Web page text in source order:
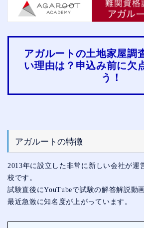
アガルートの土地家屋調
い理由は？申込み前に欠
う！
アガルートの特徴
2013年に設立した非常に新しい会社が運
校です。
試験直後にYouTubeで試験の解答解説動
最近急激に知名度が上がっています。